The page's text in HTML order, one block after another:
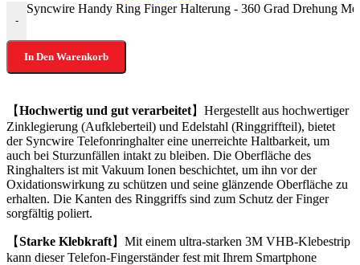
-
Syncwire Handy Ring Finger Halterung - 360 Grad Drehung
In Den Warenkorb
【Hochwertig und gut verarbeitet】Hergestellt aus hochwertiger
Zinklegierung (Aufkleberteil) und Edelstahl (Ringgriffteil), bietet
der Syncwire Telefonringhalter eine unerreichte Haltbarkeit, um
auch bei Sturzunfällen intakt zu bleiben. Die Oberfläche des
Ringhalters ist mit Vakuum Ionen beschichtet, um ihn vor der
Oxidationswirkung zu schützen und seine glänzende Oberfläche zu
erhalten. Die Kanten des Ringgriffs sind zum Schutz der Finger
sorgfältig poliert.
【Starke Klebkraft】Mit einem ultra-starken 3M VHB-Klebestrip
kann dieser Telefon-Fingerständer fest mit Ihrem Smartphone